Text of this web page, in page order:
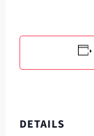
DETAILS